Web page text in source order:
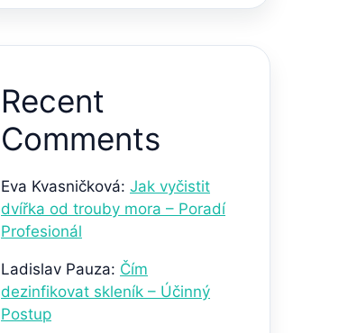
Recent
Comments
Eva Kvasničková: Jak vyčistit
dvířka od trouby mora – Poradí
Profesionál
Ladislav Pauza: Čím
dezinfikovat skleník – Účinný
Postup